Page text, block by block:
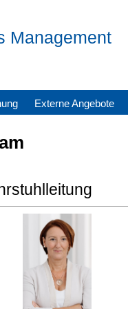
Management
Externe Angebote